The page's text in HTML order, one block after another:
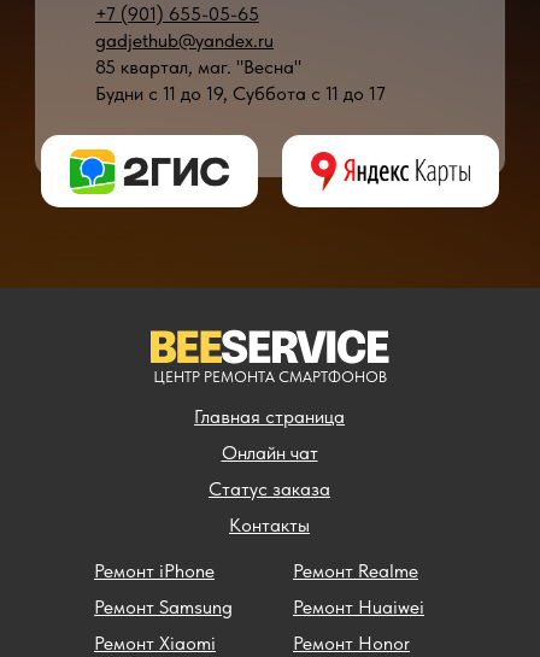
+7 (901) 655-05-65
gadjethub@yandex.ru
85 квартал, маг. "Весна"
Будни с 11 до 19, Суббота с 11 до 17
Главная страница
Контакты
Статус заказа
Ремонт iPhone
Ремонт Samsung
Ремонт Xiaomi
Ремонт Realme
Ремонт Huaiwei
Ремонт Honor
* - время ремонта может меняться в зависимости от модели устройства и
Онлайн чат
ЦЕНТР РЕМОНТА СМАРТФОНОВ